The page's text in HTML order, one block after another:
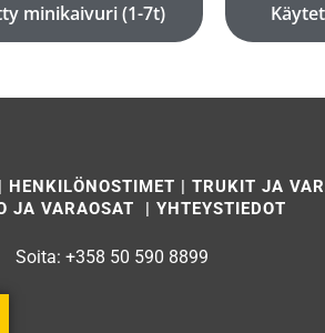
minikaivuri (1-7t)
| HENKILÖNOSTIMET | TRUKIT JA
JA VARAOSAT | YHTEYSTIEDOT
Soita: +358 50 590 8899